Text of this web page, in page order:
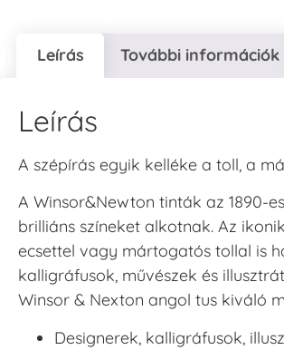
Leírás További információk
Leírás
A szépírás egyik kelléke a toll, a
A Winsor&Newton tinták az 1890-
brilliáns színeket alkotnak. Az
ecsettel vagy mártogatós tollal is
kalligráfusok, művészek és
Winsor & Nexton angol tus kiváló
Designerek, kalligráfusok,